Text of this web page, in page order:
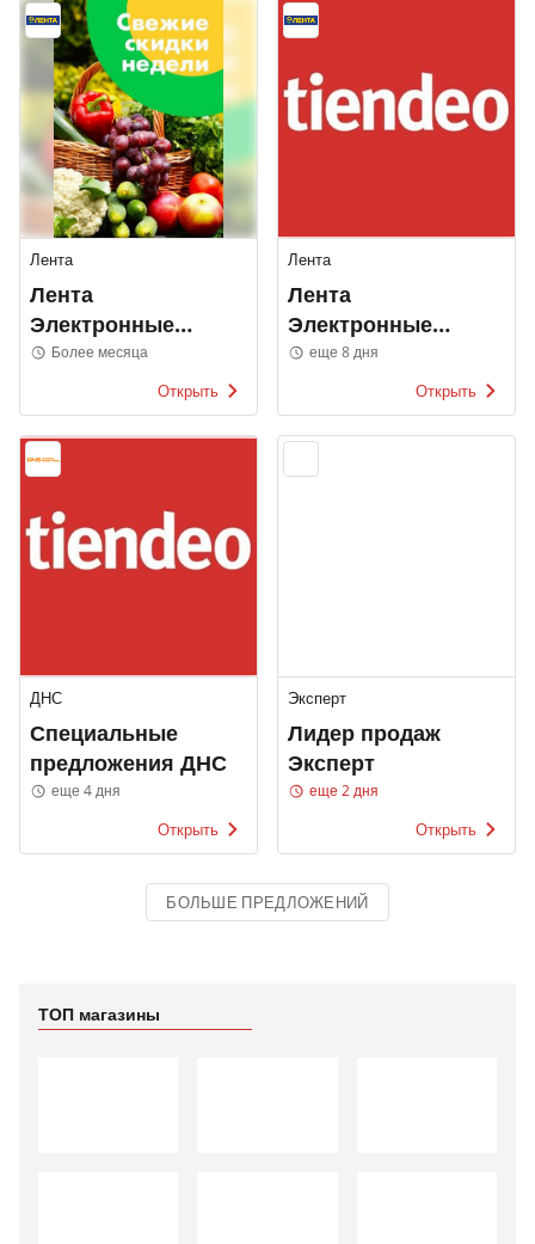
Лента
Лента
Электронные
каталоги
Более месяца
Открыть
Лента
Лента
Электронные
каталоги
еще 8 дня
Открыть
ДНС
Специальные
предложения ДНС
еще 4 дня
Открыть
Эксперт
Лидер продаж
Эксперт
еще 2 дня
Открыть
БОЛЬШЕ ПРЕДЛОЖЕНИЙ
ТОП магазины